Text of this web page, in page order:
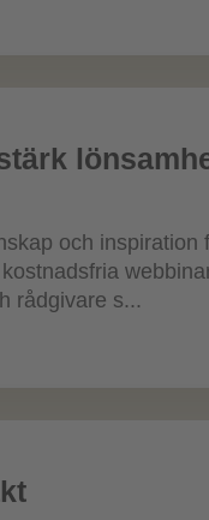
och inspiration
rådgivare s...